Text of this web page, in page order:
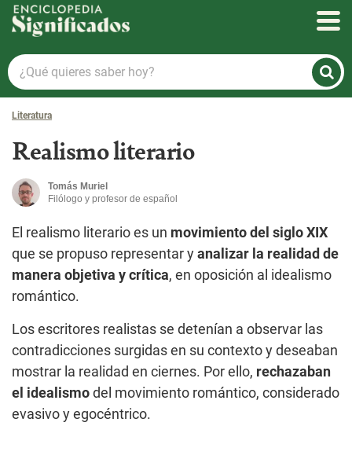
Enciclopedia Significados
¿Qué
quieres
saber
hoy?
Literatura
Realismo literario
Tomás Muriel
Filólogo y profesor de español
El realismo literario es un movimiento del siglo XIX
que se propuso representar y analizar la realidad de
manera objetiva y crítica, en oposición al idealismo
romántico.
Los escritores realistas se detenían a observar las
contradicciones surgidas en su contexto y deseaban
mostrar la realidad en ciernes. Por ello, rechazaban
el idealismo del movimiento romántico, considerado
evasivo y egocéntrico.